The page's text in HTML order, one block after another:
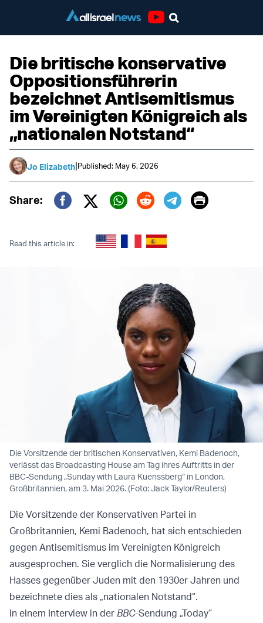
Die britische konservative
Oppositionsführerin
bezeichnet Antisemitismus
im Vereinigten Königreich als
„nationalen Notstand“
Jo Elizabeth|Published: May 6, 2026
Share:
Twitter (X)
Print
Read this article in:
Die Vorsitzende der britischen Konservativen, Kemi Badenoch,
verlässt das Broadcasting House am Tag ihres Auftritts in der
BBC-Sendung „Sunday with Laura Kuenssberg“ in London,
Großbritannien, am 3. Mai 2026. (Foto: Jack Taylor/Reuters)
Die Vorsitzende der Konservativen Partei in
Großbritannien, Kemi Badenoch, hat sich entschieden
gegen Antisemitismus im Vereinigten Königreich
ausgesprochen. Sie verglich die Normalisierung des
Hasses gegenüber Juden mit den 1930er Jahren und
bezeichnete dies als „nationalen Notstand“.
In einem Interview in der BBC-Sendung „Today“